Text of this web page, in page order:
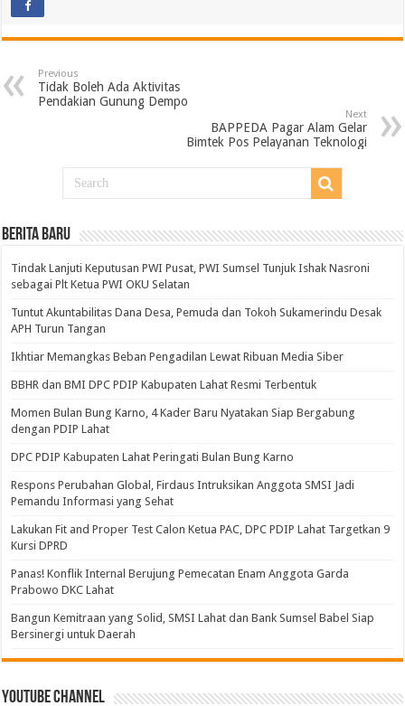
Previous
Tidak Boleh Ada Aktivitas
Pendakian Gunung Dempo
Next
BAPPEDA Pagar Alam Gelar
Bimtek Pos Pelayanan Teknologi
BERITA BARU
Tindak Lanjuti Keputusan PWI Pusat, PWI Sumsel Tunjuk Ishak Nasroni
sebagai Plt Ketua PWI OKU Selatan
Tuntut Akuntabilitas Dana Desa, Pemuda dan Tokoh Sukamerindu Desak
APH Turun Tangan
Ikhtiar Memangkas Beban Pengadilan Lewat Ribuan Media Siber
BBHR dan BMI DPC PDIP Kabupaten Lahat Resmi Terbentuk
Momen Bulan Bung Karno, 4 Kader Baru Nyatakan Siap Bergabung
dengan PDIP Lahat
DPC PDIP Kabupaten Lahat Peringati Bulan Bung Karno
Respons Perubahan Global, Firdaus Intruksikan Anggota SMSI Jadi
Pemandu Informasi yang Sehat
Lakukan Fit and Proper Test Calon Ketua PAC, DPC PDIP Lahat Targetkan 9
Kursi DPRD
Panas! Konflik Internal Berujung Pemecatan Enam Anggota Garda
Prabowo DKC Lahat
Bangun Kemitraan yang Solid, SMSI Lahat dan Bank Sumsel Babel Siap
Bersinergi untuk Daerah
Youtube Channel